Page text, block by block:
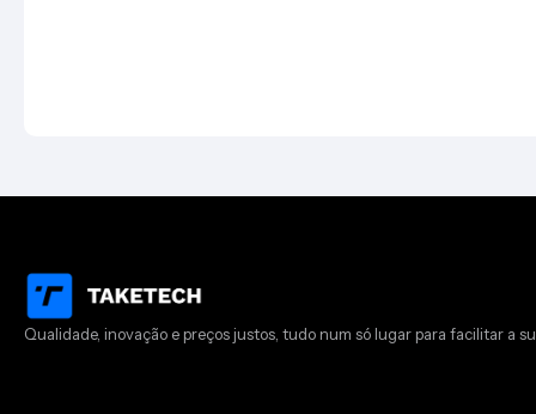
Qualidade, inovação e preços justos, tudo num só lugar para facilitar a